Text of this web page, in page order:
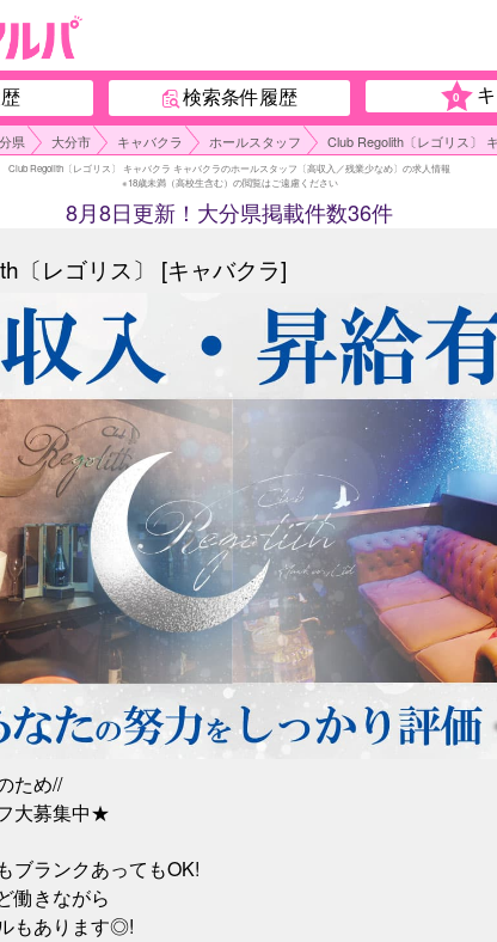
検索条件履歴 0
県 大分市 キャバクラ ホールスタッフ Club Regolith〔レゴリス〕
Club Regolith〔レゴリス〕 キャバクラ キャバクラのホールスタッフ〔高収入／残業少なめ〕の求人情報
※18歳未満（高校生含む）の閲覧はご遠慮ください
8月8日更新！大分県掲載件数36件
〔レゴリス〕 [キャバクラ]
ため//
大募集中★
ブランクあってもOK!
働きながら
もあります◎!